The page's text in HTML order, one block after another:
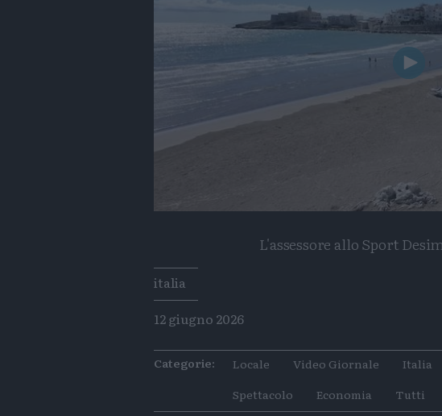
Play
Video
L'assessore allo Sport
Tags
italia
12 giugno 2026
Categorie: Locale Video Giornale Italia
Spettacolo
Economia Tutti